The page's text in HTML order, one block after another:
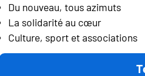
Du nouveau, tous azimuts
La solidarité au cœur
Culture, sport et associations